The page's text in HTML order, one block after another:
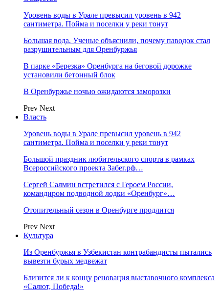
Уровень воды в Урале превысил уровень в 942
сантиметра. Пойма и поселки у реки тонут
Большая вода. Ученые объяснили, почему паводок стал
разрушительным для Оренбуржья
В парке «Березка» Оренбурга на беговой дорожке
установили бетонный блок
В Оренбуржье ночью ожидаются заморозки
Prev Next
Власть
Уровень воды в Урале превысил уровень в 942
сантиметра. Пойма и поселки у реки тонут
Большой праздник любительского спорта в рамках
Всероссийского проекта Забег.рф…
Сергей Салмин встретился с Героем России,
командиром подводной лодки «Оренбург»…
Отопительный сезон в Оренбурге продлится
Prev Next
Культура
Из Оренбуржья в Узбекистан контрабандисты пытались
вывезти бурых медвежат
Близится ли к концу реновация выставочного комплекса
«Салют, Победа!»